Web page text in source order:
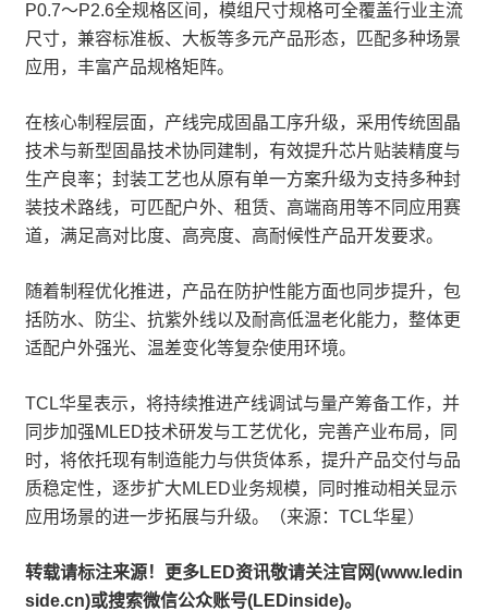
P0.7～P2.6全规格区间，模组尺寸规格可全覆盖行业主流
尺寸，兼容标准板、大板等多元产品形态，匹配多种场景
应用，丰富产品规格矩阵。
在核心制程层面，产线完成固晶工序升级，采用传统固晶
技术与新型固晶技术协同建制，有效提升芯片贴装精度与
生产良率；封装工艺也从原有单一方案升级为支持多种封
装技术路线，可匹配户外、租赁、高端商用等不同应用赛
道，满足高对比度、高亮度、高耐候性产品开发要求。
随着制程优化推进，产品在防护性能方面也同步提升，包
括防水、防尘、抗紫外线以及耐高低温老化能力，整体更
适配户外强光、温差变化等复杂使用环境。
TCL华星表示，将持续推进产线调试与量产筹备工作，并
同步加强MLED技术研发与工艺优化，完善产业布局，同
时，将依托现有制造能力与供货体系，提升产品交付与品
质稳定性，逐步扩大MLED业务规模，同时推动相关显示
应用场景的进一步拓展与升级。（来源：TCL华星）
转载请标注来源！更多LED资讯敬请关注官网(www.ledin
side.cn)或搜索微信公众账号(LEDinside)。